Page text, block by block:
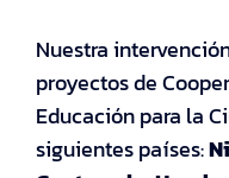
Nuestra
proyectos de
Educación para la
siguientes países: